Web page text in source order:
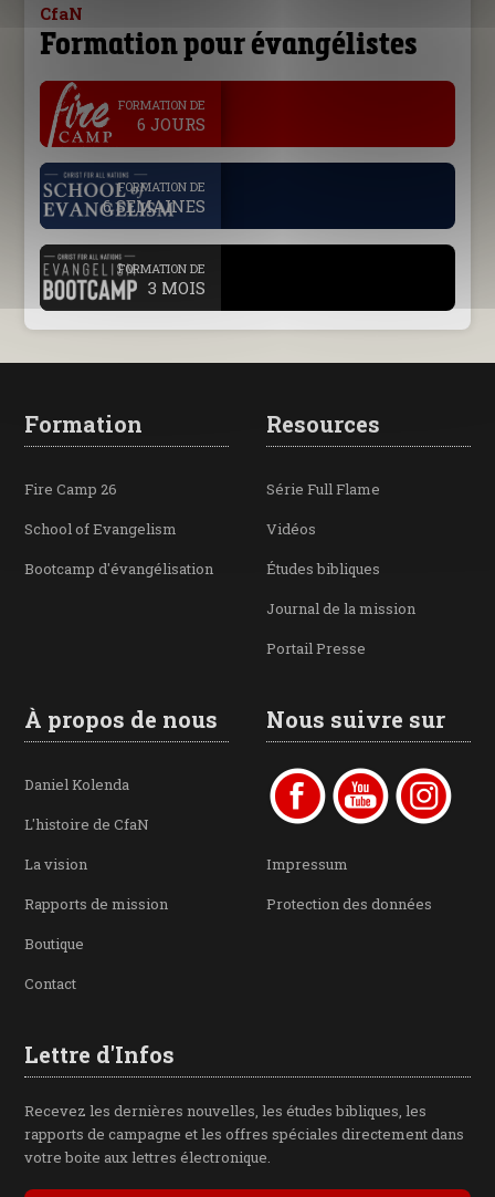
CfaN
Formation pour évangélistes
. FORMATION DE
6 JOURS
. FORMATION DE
6 SEMAINES
. FORMATION DE
3 MOIS
Formation
Fire Camp 26
School of Evangelism
Bootcamp d'évangélisation
Resources
Série Full Flame
Vidéos
Études bibliques
Journal de la mission
Portail Presse
À propos de nous
Daniel Kolenda
L'histoire de CfaN
La vision
Rapports de mission
Boutique
Contact
Nous suivre sur
Impressum
Protection des données
Lettre d'Infos
Recevez les dernières nouvelles, les études bibliques, les
rapports de campagne et les offres spéciales directement dans
votre boite aux lettres électronique.